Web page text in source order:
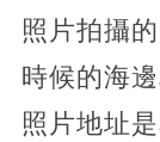
照片拍攝
時候的海
照片地址